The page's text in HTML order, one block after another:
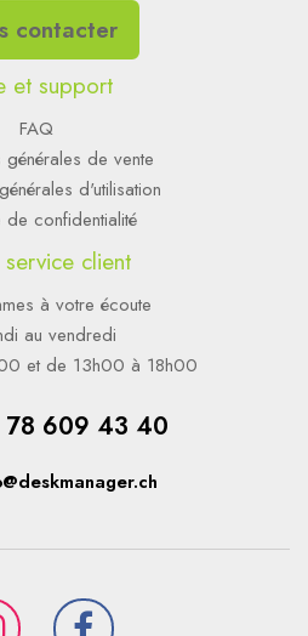
contacter
et support
FAQ
générales de vente
d'utilisation
de confidentialité
client
à votre écoute
au vendredi
et de 13h00 à 18h00
78 609 43 40